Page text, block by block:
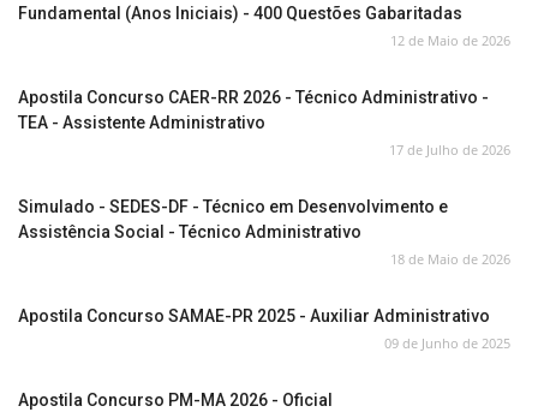
Fundamental (Anos Iniciais) - 400 Questões Gabaritadas
12 de Maio de 2026
Apostila Concurso CAER-RR 2026 - Técnico Administrativo -
TEA - Assistente Administrativo
17 de Julho de 2026
Simulado - SEDES-DF - Técnico em Desenvolvimento e
Assistência Social - Técnico Administrativo
18 de Maio de 2026
Apostila Concurso SAMAE-PR 2025 - Auxiliar Administrativo
09 de Junho de 2025
Apostila Concurso PM-MA 2026 - Oficial